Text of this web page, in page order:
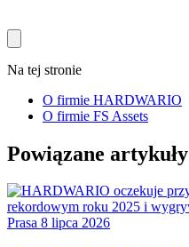
Na tej stronie
O firmie HARDWARIO
O firmie FS Assets
Powiązane artykuły
Prasa 8 lipca 2026